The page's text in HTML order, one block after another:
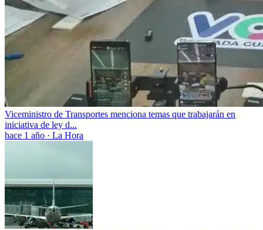
Viceministro de Transportes menciona temas que trabajarán en
iniciativa de ley d...
hace 1 año · La Hora